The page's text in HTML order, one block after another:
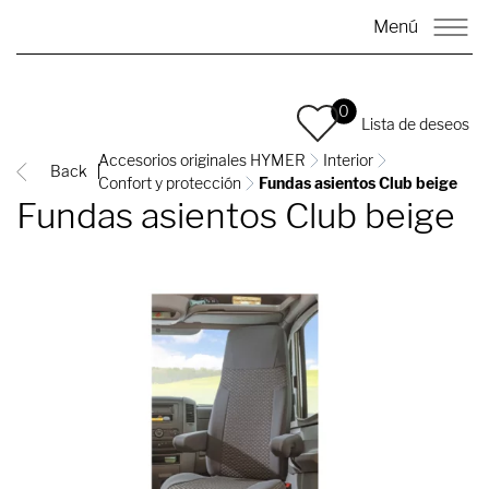
Menú
0
Lista de deseos
Back
Accesorios originales HYMER
Interior
Confort y protección
Fundas asientos Club beige
Fundas asientos Club beige